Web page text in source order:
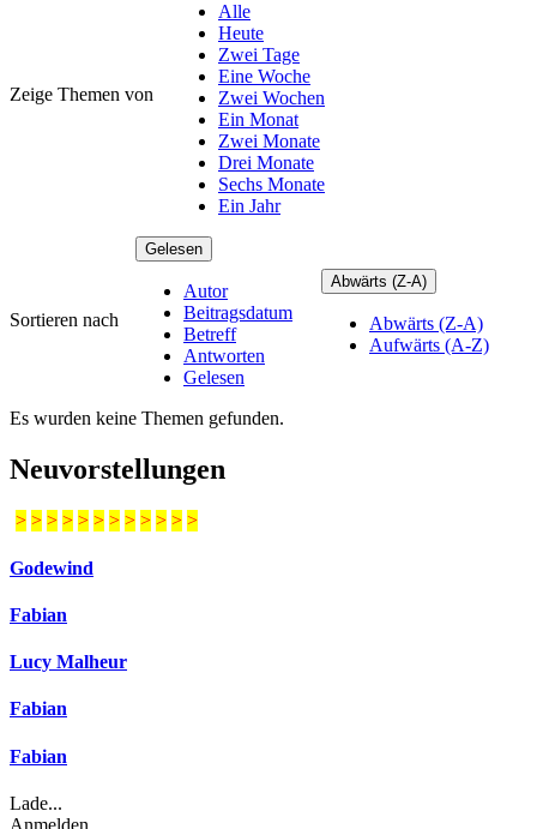
Zeige Themen von
Alle
Heute
Zwei Tage
Eine Woche
Zwei Wochen
Ein Monat
Zwei Monate
Drei Monate
Sechs Monate
Ein Jahr
Sortieren nach
Gelesen
Autor
Beitragsdatum
Betreff
Antworten
Gelesen
Abwärts (Z-A)
Abwärts (Z-A)
Aufwärts (A-Z)
Es wurden keine Themen gefunden.
Neuvorstellungen
> > > > > > > > > > > >
Godewind
Fabian
Lucy Malheur
Fabian
Fabian
Lade...
Anmelden